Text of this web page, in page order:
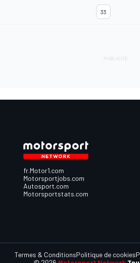
33
fr.Motor1.com
Motorsportjobs.com
Autosport.com
Motorsportstats.com
Termes & ConditionsPolitique de cookies